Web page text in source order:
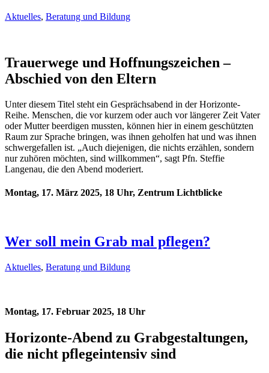
Aktuelles, Beratung und Bildung
Trauerwege und Hoffnungszeichen –
Abschied von den Eltern
Unter diesem Titel steht ein Gesprächsabend in der Horizonte-
Reihe. Menschen, die vor kurzem oder auch vor längerer Zeit Vater
oder Mutter beerdigen mussten, können hier in einem geschützten
Raum zur Sprache bringen, was ihnen geholfen hat und was ihnen
schwergefallen ist. „Auch diejenigen, die nichts erzählen, sondern
nur zuhören möchten, sind willkommen“, sagt Pfn. Steffie
Langenau, die den Abend moderiert.
Montag, 17. März 2025, 18 Uhr, Zentrum Lichtblicke
Wer soll mein Grab mal pflegen?
Aktuelles, Beratung und Bildung
Montag, 17. Februar 2025, 18 Uhr
Horizonte-Abend zu Grabgestaltungen,
die nicht pflegeintensiv sind